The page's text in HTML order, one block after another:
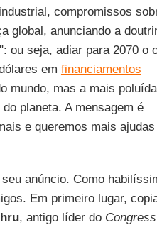
compromissos
global, anunciando a
ou seja, adiar para 2070 o
em financiamentos
mundo, mas a mais
planeta. A mensagem é
e queremos mais
anúncio. Como
Em primeiro lugar,
, antigo líder do